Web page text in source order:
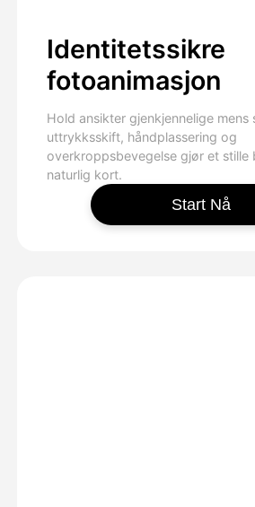
Identitetssikre
fotoanimasjon
Hold ansikter gjenkjennelige mens
uttrykksskift, håndplassering og
overkroppsbevegelse gjør et stille
naturlig kort.
Start Nå